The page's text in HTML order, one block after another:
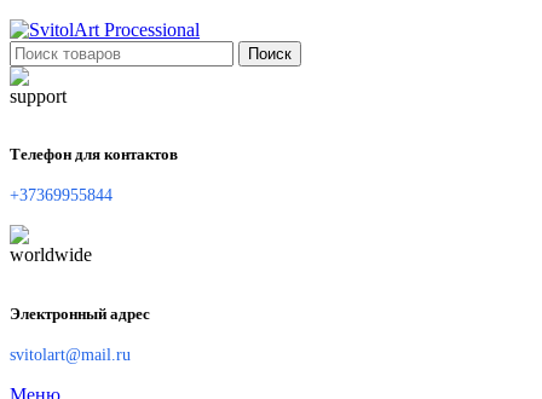
Поиск
Телефон для контактов
+37369955844
Электронный адрес
svitolart@mail.ru
Меню